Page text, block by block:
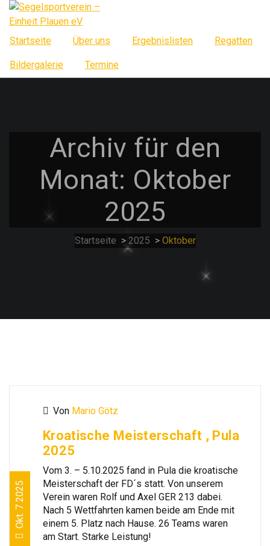
Springe
zum
InhaltStartseite Über uns Ergebnislisten Regatten
Bildergalerie Termine
Archiv für den
Monat: Oktober
2025
Startseite > 2025 > Oktober
Okt. 7 2025
Von Mario Götz
Kroatische Meisterschaft , Pula
2025
Vom 3. – 5.10.2025 fand in Pula die kroatische
Meisterschaft der FD´s statt. Von unserem
Verein waren Rolf und Axel GER 213 dabei.
Nach 5 Wettfahrten kamen beide am Ende mit
einem 5. Platz nach Hause. 26 Teams waren
am Start. Starke Leistung!